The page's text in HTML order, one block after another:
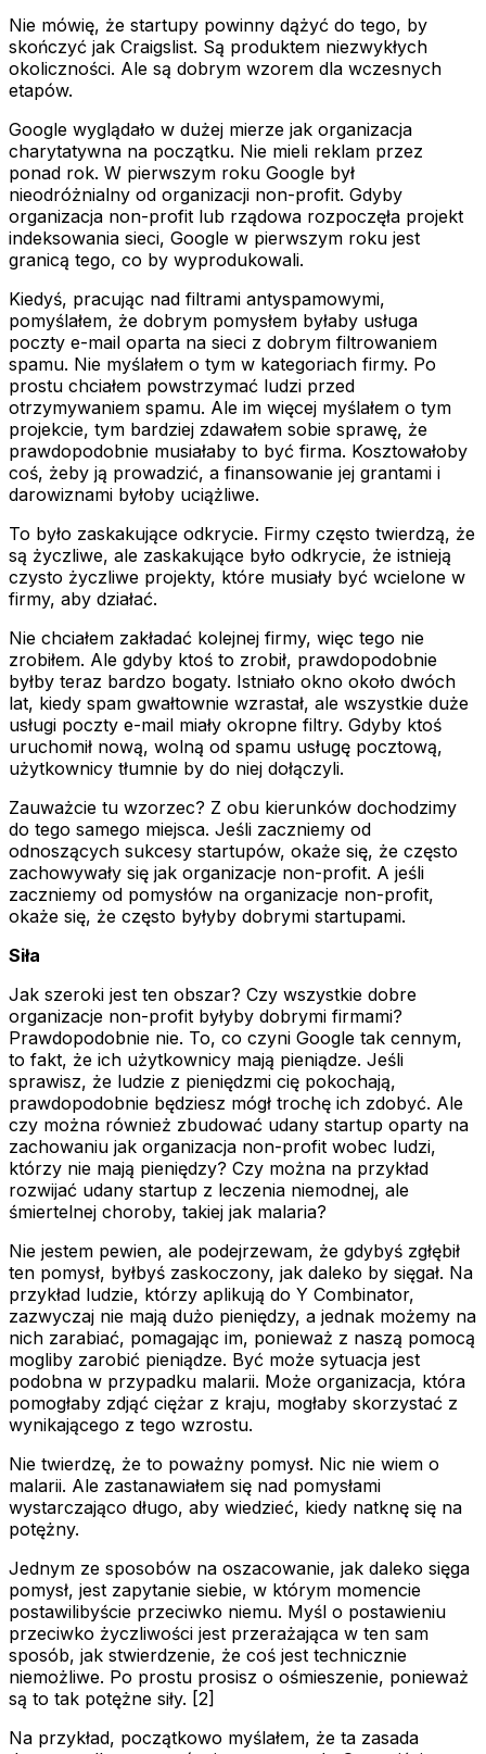
Nie mówię, że startupy powinny dążyć do tego, by
skończyć jak Craigslist. Są produktem niezwykłych
okoliczności. Ale są dobrym wzorem dla wczesnych
etapów.
Google wyglądało w dużej mierze jak organizacja
charytatywna na początku. Nie mieli reklam przez
ponad rok. W pierwszym roku Google był
nieodróżnialny od organizacji non-profit. Gdyby
organizacja non-profit lub rządowa rozpoczęła projekt
indeksowania sieci, Google w pierwszym roku jest
granicą tego, co by wyprodukowali.
Kiedyś, pracując nad filtrami antyspamowymi,
pomyślałem, że dobrym pomysłem byłaby usługa
poczty e-mail oparta na sieci z dobrym filtrowaniem
spamu. Nie myślałem o tym w kategoriach firmy. Po
prostu chciałem powstrzymać ludzi przed
otrzymywaniem spamu. Ale im więcej myślałem o tym
projekcie, tym bardziej zdawałem sobie sprawę, że
prawdopodobnie musiałaby to być firma. Kosztowałoby
coś, żeby ją prowadzić, a finansowanie jej grantami i
darowiznami byłoby uciążliwe.
To było zaskakujące odkrycie. Firmy często twierdzą, że
są życzliwe, ale zaskakujące było odkrycie, że istnieją
czysto życzliwe projekty, które musiały być wcielone w
firmy, aby działać.
Nie chciałem zakładać kolejnej firmy, więc tego nie
zrobiłem. Ale gdyby ktoś to zrobił, prawdopodobnie
byłby teraz bardzo bogaty. Istniało okno około dwóch
lat, kiedy spam gwałtownie wzrastał, ale wszystkie duże
usługi poczty e-mail miały okropne filtry. Gdyby ktoś
uruchomił nową, wolną od spamu usługę pocztową,
użytkownicy tłumnie by do niej dołączyli.
Zauważcie tu wzorzec? Z obu kierunków dochodzimy
do tego samego miejsca. Jeśli zaczniemy od
odnoszących sukcesy startupów, okaże się, że często
zachowywały się jak organizacje non-profit. A jeśli
zaczniemy od pomysłów na organizacje non-profit,
okaże się, że często byłyby dobrymi startupami.
Siła
Jak szeroki jest ten obszar? Czy wszystkie dobre
organizacje non-profit byłyby dobrymi firmami?
Prawdopodobnie nie. To, co czyni Google tak cennym,
to fakt, że ich użytkownicy mają pieniądze. Jeśli
sprawisz, że ludzie z pieniędzmi cię pokochają,
prawdopodobnie będziesz mógł trochę ich zdobyć. Ale
czy można również zbudować udany startup oparty na
zachowaniu jak organizacja non-profit wobec ludzi,
którzy nie mają pieniędzy? Czy można na przykład
rozwijać udany startup z leczenia niemodnej, ale
śmiertelnej choroby, takiej jak malaria?
Nie jestem pewien, ale podejrzewam, że gdybyś zgłębił
ten pomysł, byłbyś zaskoczony, jak daleko by sięgał. Na
przykład ludzie, którzy aplikują do Y Combinator,
zazwyczaj nie mają dużo pieniędzy, a jednak możemy na
nich zarabiać, pomagając im, ponieważ z naszą pomocą
mogliby zarobić pieniądze. Być może sytuacja jest
podobna w przypadku malarii. Może organizacja, która
pomogłaby zdjąć ciężar z kraju, mogłaby skorzystać z
wynikającego z tego wzrostu.
Nie twierdzę, że to poważny pomysł. Nic nie wiem o
malarii. Ale zastanawiałem się nad pomysłami
wystarczająco długo, aby wiedzieć, kiedy natknę się na
potężny.
Jednym ze sposobów na oszacowanie, jak daleko sięga
pomysł, jest zapytanie siebie, w którym momencie
postawilibyście przeciwko niemu. Myśl o postawieniu
przeciwko życzliwości jest przerażająca w ten sam
sposób, jak stwierdzenie, że coś jest technicznie
niemożliwe. Po prostu prosisz o ośmieszenie, ponieważ
są to tak potężne siły. [2]
Na przykład, początkowo myślałem, że ta zasada